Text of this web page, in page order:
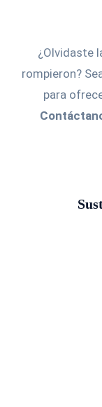
¿Olvidaste
rompieron?
para